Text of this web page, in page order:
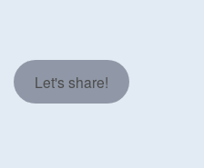
Let's share!